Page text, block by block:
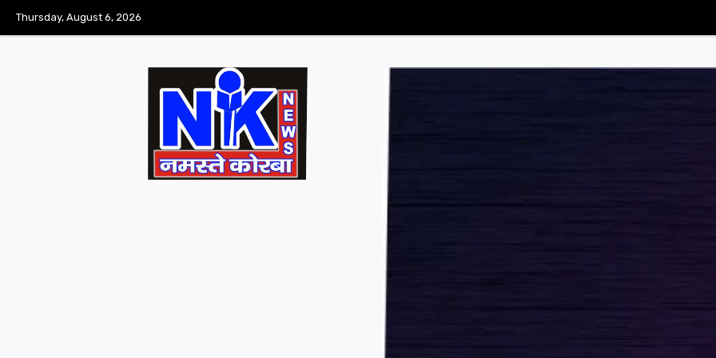
Thursday, August 6, 2026